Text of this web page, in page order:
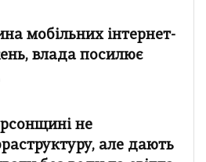
мобільних інтернет-
влада посилює
не
але дають